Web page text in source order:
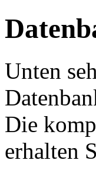
Unten
Die
erhalten